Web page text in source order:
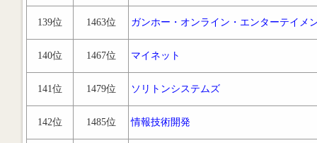
139位 1463位 ガンホー・オンライン・エンターテイメ
140位 1467位 マイネット
141位 1479位 ソリトンシステムズ
142位 1485位 情報技術開発